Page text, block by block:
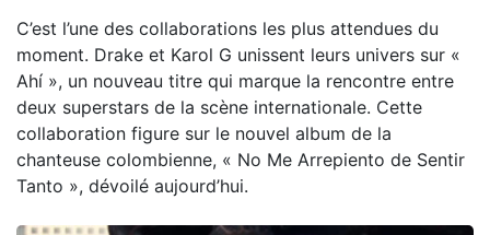
C’est l’une des collaborations les plus attendues du
moment. Drake et Karol G unissent leurs univers sur «
Ahí », un nouveau titre qui marque la rencontre entre
deux superstars de la scène internationale. Cette
collaboration figure sur le nouvel album de la
chanteuse colombienne, « No Me Arrepiento de Sentir
Tanto », dévoilé aujourd’hui.